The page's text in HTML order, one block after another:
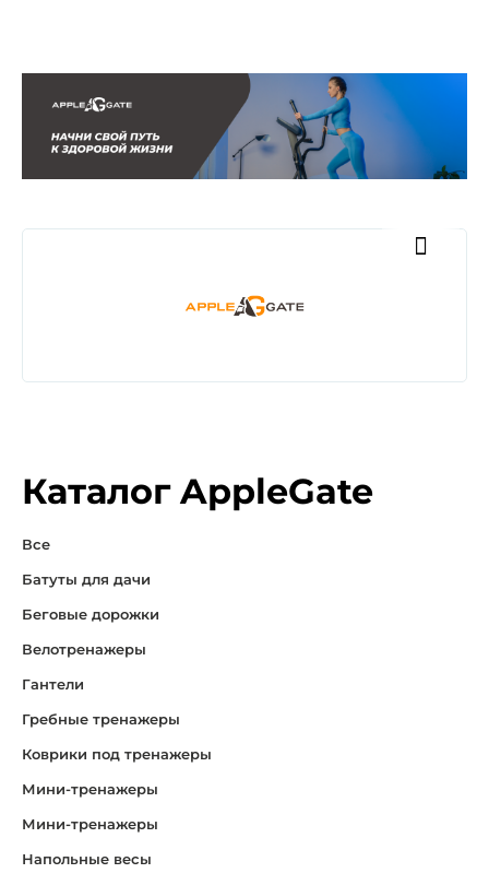
Каталог AppleGate
Все
Батуты для дачи
Беговые дорожки
Велотренажеры
Гантели
Гребные тренажеры
Коврики под тренажеры
Мини-тренажеры
Мини-тренажеры
Напольные весы